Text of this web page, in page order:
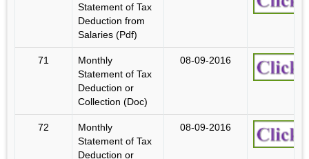
Statement of Tax
Deduction from
Salaries (Pdf)
71
Monthly
Statement of Tax
Deduction or
Collection (Doc)
08-09-2016
72
Monthly
Statement of Tax
Deduction or
08-09-2016